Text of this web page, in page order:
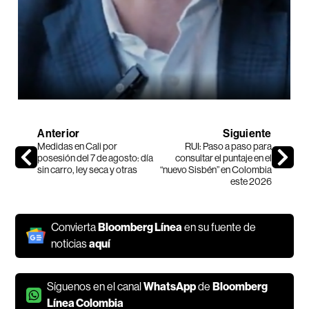
Anterior
Medidas en Cali por
posesión del 7 de agosto: día
sin carro, ley seca y otras
Siguiente
RUI: Paso a paso para
consultar el puntaje en el
“nuevo Sisbén” en Colombia
este 2026
ConviertaBloomberg Línea en su fuente de
noticiasaquí
Síguenos en el canalWhatsAppdeBloomberg
Línea Colombia